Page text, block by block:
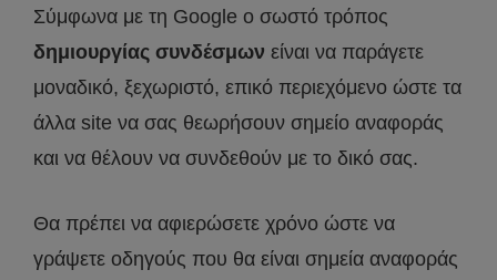
Σύμφωνα με τη Google ο σωστό τρόπος
δημιουργίας συνδέσμων είναι να παράγετε
μοναδικό, ξεχωριστό, επικό περιεχόμενο ώστε τα
άλλα site να σας θεωρήσουν σημείο αναφοράς
και να θέλουν να συνδεθούν με το δικό σας.
Θα πρέπει να αφιερώσετε χρόνο ώστε να
γράψετε οδηγούς που θα είναι σημεία αναφοράς